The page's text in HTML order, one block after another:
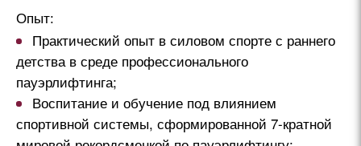
Опыт:
Практический опыт в силовом спорте с раннего
детства в среде профессионального
пауэрлифтинга;
Воспитание и обучение под влиянием
спортивной системы, сформированной 7-кратной